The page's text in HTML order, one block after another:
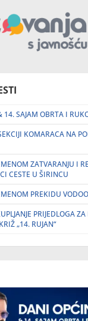
14. SAJAM OBRTA I
KOMARACA NA
ZATVARANJU I
CESTE U ŠIRINCU
PREKIDU
PRIJEDLOGA ZA
„14. RUJAN“